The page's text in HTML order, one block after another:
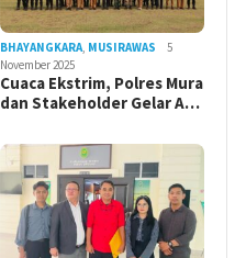
BHAYANGKARA, MUSIRAWAS
5
November 2025
Cuaca Ekstrim, Polres Mura
dan Stakeholder Gelar A…